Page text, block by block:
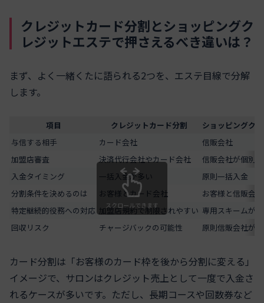
クレジットカード分割とショッピングク
レジットエステで押さえるべき違いは？
まず、よく一緒くたに語られる2つを、エステ目線で分解
します。
項目 クレジットカード分割
ショッピングク
与信する相手
カード会社
信販会社
加盟店審査
決済代行会社やカード会社
信販会社が個別
入金タイミング
一括入金が多い
原則一括入金
分割条件を決めるのは
お客様とカード会社
お客様と信販会社
特定継続的役務への対応 加盟店規約で制限されやすい 専用スキームが
回収リスク
チャージバックの可能性 原則信販会社が
スクロールできます
カード分割は「お客様のカード枠を後から分割に変える」
イメージで、サロンはクレジット売上として一度で入金さ
れるケースが多いです。ただし、長期コースや回数券など